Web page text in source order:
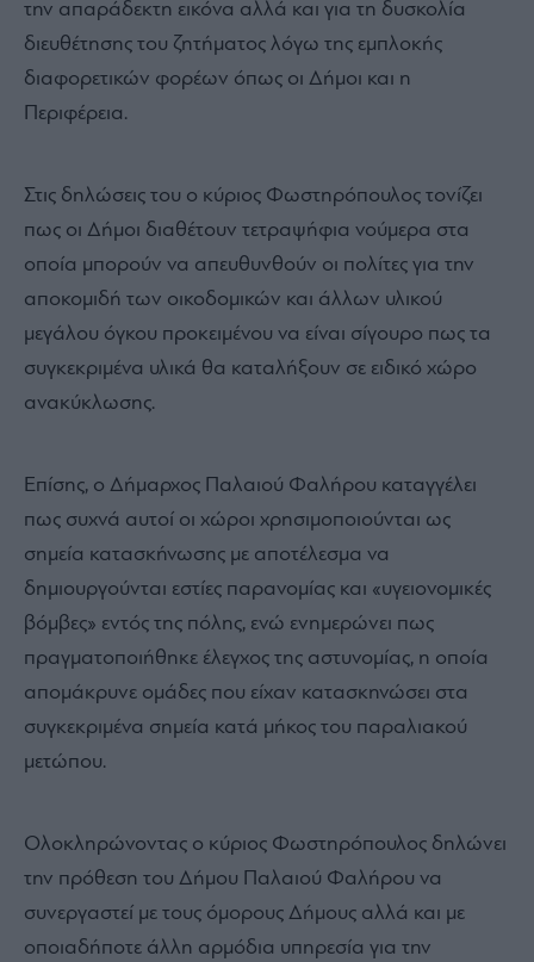
την απαράδεκτη εικόνα αλλά και για τη δυσκολία
διευθέτησης του ζητήματος λόγω της εμπλοκής
διαφορετικών φορέων όπως οι Δήμοι και η
Περιφέρεια.
Στις δηλώσεις του ο κύριος Φωστηρόπουλος τονίζει
πως οι Δήμοι διαθέτουν τετραψήφια νούμερα στα
οποία μπορούν να απευθυνθούν οι πολίτες για την
αποκομιδή των οικοδομικών και άλλων υλικού
μεγάλου όγκου προκειμένου να είναι σίγουρο πως τα
συγκεκριμένα υλικά θα καταλήξουν σε ειδικό χώρο
ανακύκλωσης.
Επίσης, ο Δήμαρχος Παλαιού Φαλήρου καταγγέλει
πως συχνά αυτοί οι χώροι χρησιμοποιούνται ως
σημεία κατασκήνωσης με αποτέλεσμα να
δημιουργούνται εστίες παρανομίας και «υγειονομικές
βόμβες» εντός της πόλης, ενώ ενημερώνει πως
πραγματοποιήθηκε έλεγχος της αστυνομίας, η οποία
απομάκρυνε ομάδες που είχαν κατασκηνώσει στα
συγκεκριμένα σημεία κατά μήκος του παραλιακού
μετώπου.
Ολοκληρώνοντας ο κύριος Φωστηρόπουλος δηλώνει
την πρόθεση του Δήμου Παλαιού Φαλήρου να
συνεργαστεί με τους όμορους Δήμους αλλά και με
οποιαδήποτε άλλη αρμόδια υπηρεσία για την